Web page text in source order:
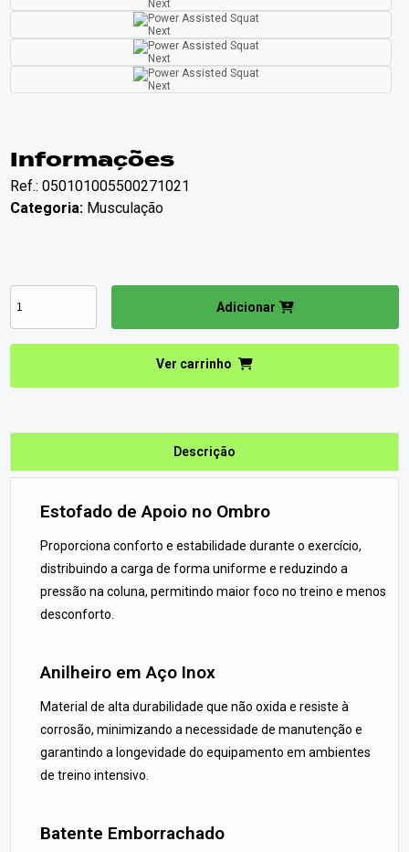
Informações
Ref.: 050101005500271021
Categoria: Musculação
Adicionar
Ver carrinho
Descrição
Estofado de Apoio no Ombro
Proporciona conforto e estabilidade durante o exercício,
distribuindo a carga de forma uniforme e reduzindo a
pressão na coluna, permitindo maior foco no treino e menos
desconforto.
Anilheiro em Aço Inox
Material de alta durabilidade que não oxida e resiste à
corrosão, minimizando a necessidade de manutenção e
garantindo a longevidade do equipamento em ambientes
de treino intensivo.
Batente Emborrachado